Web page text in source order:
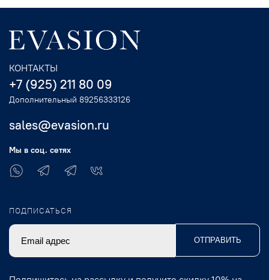
КОНТАКТЫ
+7 (925) 211 80 09
Дополнительный 89256333126
sales@evasion.ru
Мы в соц. сетях
ПОДПИСАТЬСЯ
ОТПРАВИТЬ